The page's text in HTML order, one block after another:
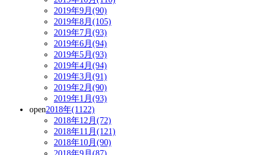
2019年9月(90)
2019年8月(105)
2019年7月(93)
2019年6月(94)
2019年5月(93)
2019年4月(94)
2019年3月(91)
2019年2月(90)
2019年1月(93)
open2018年(1122)
2018年12月(72)
2018年11月(121)
2018年10月(90)